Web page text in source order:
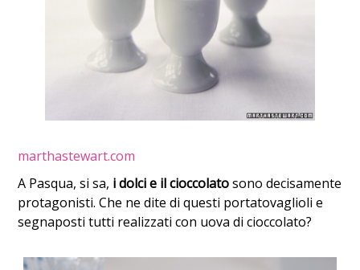
marthastewart.com
A Pasqua, si sa, i dolci e il cioccolatosono decisamente
protagonisti. Che ne dite di questi portatovaglioli e
segnaposti tutti realizzati con uova di cioccolato?